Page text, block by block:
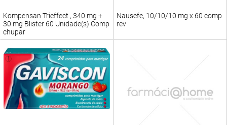
Kompensan Trieffect , 340 mg +
30 mg Blister 60 Unidade(s) Comp
chupar
Nausefe, 10/10/10 mg x 60 comp
rev